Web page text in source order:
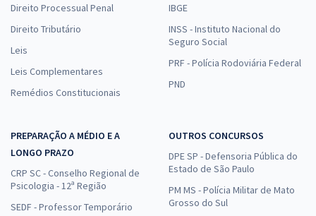
Direito Processual Penal
Direito Tributário
Leis
Leis Complementares
Remédios Constitucionais
IBGE
INSS - Instituto Nacional do
Seguro Social
PRF - Polícia Rodoviária Federal
PND
PREPARAÇÃO A MÉDIO E A
LONGO PRAZO
CRP SC - Conselho Regional de
Psicologia - 12ª Região
SEDF - Professor Temporário
OUTROS CONCURSOS
DPE SP - Defensoria Pública do
Estado de São Paulo
PM MS - Polícia Militar de Mato
Grosso do Sul